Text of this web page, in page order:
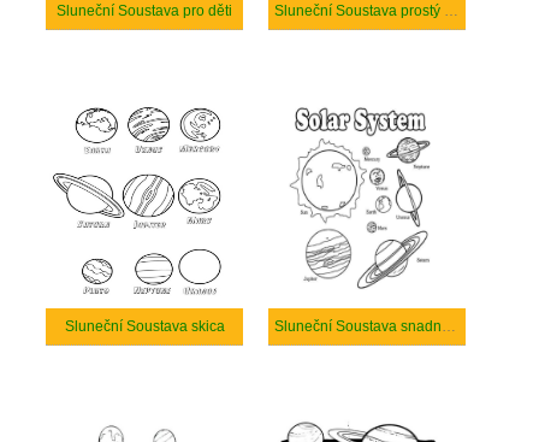
Sluneční Soustava pro děti Sluneční Soustava prostý u dětí
Sluneční Soustava skica Sluneční Soustava snadný u dětí